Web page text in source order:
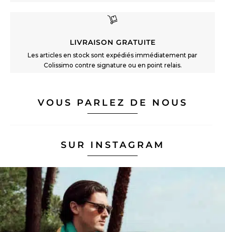
LIVRAISON GRATUITE
Les articles en stock sont expédiés immédiatement par
Colissimo contre signature ou en point relais.
VOUS PARLEZ DE NOUS
SUR INSTAGRAM